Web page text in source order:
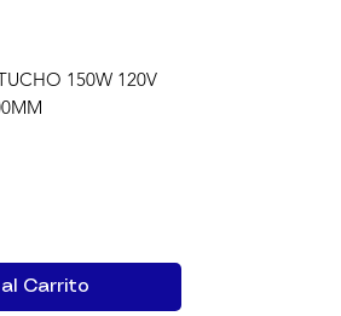
150W 120V
Carrito